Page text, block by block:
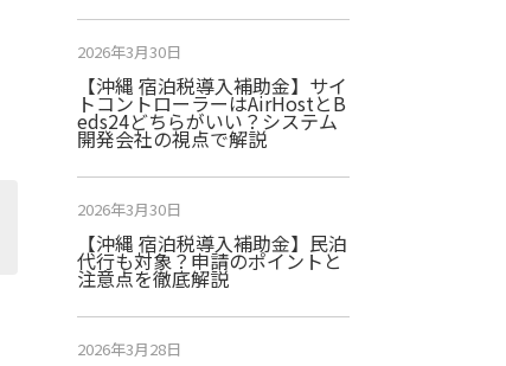
【沖縄 宿泊税導入補助金】サイ
トコントローラーはAirHostとB
eds24どちらがいい？システム
開発会社の視点で解説
2026年3月30日
【沖縄 宿泊税導入補助金】民泊
代行も対象？申請のポイントと
注意点を徹底解説
2026年3月30日
2026年3月28日